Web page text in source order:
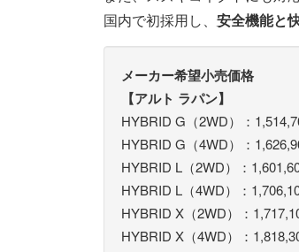
国内で初採用し、 安全機能と
メーカー希望小売価格
【アルト ラパン】
HYBRID G（2WD）：
HYBRID G（4WD）：
HYBRID L（2WD）：
HYBRID L（4WD）：
HYBRID X（2WD）：
HYBRID X（4WD）：